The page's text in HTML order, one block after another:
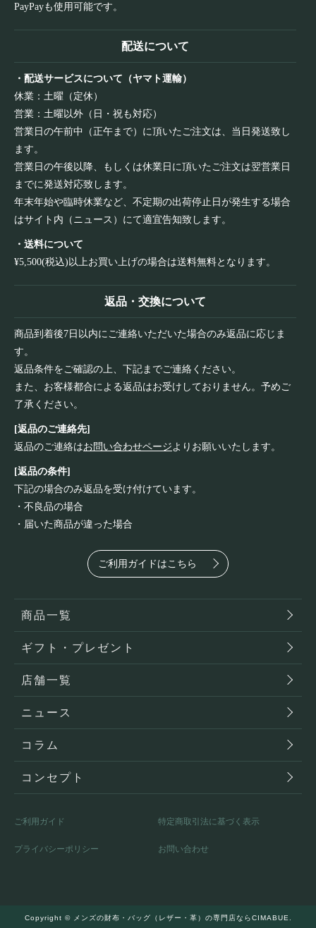
PayPayも使用可能です。
配送について
・配送サービスについて（ヤマト運輸）
休業：土曜（定休）
営業：土曜以外（日・祝も対応）
営業日の午前中（正午まで）に頂いたご注文は、当日発送致し
ます。
営業日の午後以降、もしくは休業日に頂いたご注文は翌営業日
までに発送対応致します。
年末年始や臨時休業など、不定期の出荷停止日が発生する場合
はサイト内（ニュース）にて適宜告知致します。
・送料について
¥5,500(税込)以上お買い上げの場合は送料無料となります。
返品・交換について
商品到着後7日以内にご連絡いただいた場合のみ返品に応じま
す。
返品条件をご確認の上、下記までご連絡ください。
また、お客様都合による返品はお受けしておりません。予めご
了承ください。
[返品のご連絡先]
返品のご連絡はお問い合わせページ よりお願いいたします。
[返品の条件]
下記の場合のみ返品を受け付けています。
・不良品の場合
・届いた商品が違った場合
ご利用ガイドはこちら
商品一覧
ギフト・プレゼント
店舗一覧
ニュース
コラム
コンセプト
ご利用ガイド 特定商取引法に基づく表示
プライバシーポリシー お問い合わせ
Copyright © メンズの財布・バッグ（レザー・革）の専門店ならCIMABUE.